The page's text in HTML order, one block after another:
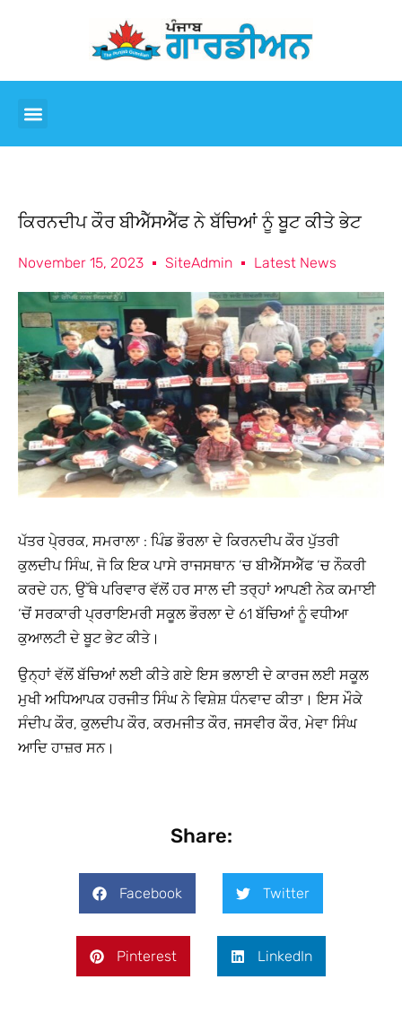
ਕਿਰਨਦੀਪ ਕੌਰ ਬੀਐੱਸਐੱਫ ਨੇ ਬੱਚਿਆਂ ਨੂੰ ਬੂਟ ਕੀਤੇ ਭੇਟ
November 15, 2023 SiteAdmin Latest News
ਪੱਤਰ ਪੇ੍ਰਰਕ, ਸਮਰਾਲਾ : ਪਿੰਡ ਭੌਰਲਾ ਦੇ ਕਿਰਨਦੀਪ ਕੌਰ ਪੁੱਤਰੀ
ਕੁਲਦੀਪ ਸਿੰਘ, ਜੋ ਕਿ ਇਕ ਪਾਸੇ ਰਾਜਸਥਾਨ ‘ਚ ਬੀਐੱਸਐੱਫ ‘ਚ ਨੌਕਰੀ
ਕਰਦੇ ਹਨ, ਉੱਥੇ ਪਰਿਵਾਰ ਵੱਲੋਂ ਹਰ ਸਾਲ ਦੀ ਤਰ੍ਹਾਂ ਆਪਣੀ ਨੇਕ ਕਮਾਈ
‘ਚੋਂ ਸਰਕਾਰੀ ਪ੍ਰਰਾਇਮਰੀ ਸਕੂਲ ਭੌਰਲਾ ਦੇ 61 ਬੱਚਿਆਂ ਨੂੰ ਵਧੀਆ
ਕੁਆਲਟੀ ਦੇ ਬੂਟ ਭੇਟ ਕੀਤੇ।
ਉਨ੍ਹਾਂ ਵੱਲੋਂ ਬੱਚਿਆਂ ਲਈ ਕੀਤੇ ਗਏ ਇਸ ਭਲਾਈ ਦੇ ਕਾਰਜ ਲਈ ਸਕੂਲ
ਮੁਖੀ ਅਧਿਆਪਕ ਹਰਜੀਤ ਸਿੰਘ ਨੇ ਵਿਸ਼ੇਸ਼ ਧੰਨਵਾਦ ਕੀਤਾ। ਇਸ ਮੌਕੇ
ਸੰਦੀਪ ਕੌਰ, ਕੁਲਦੀਪ ਕੌਰ, ਕਰਮਜੀਤ ਕੌਰ, ਜਸਵੀਰ ਕੌਰ, ਮੇਵਾ ਸਿੰਘ
ਆਦਿ ਹਾਜ਼ਰ ਸਨ।
Share:
Facebook Twitter
Pinterest LinkedIn